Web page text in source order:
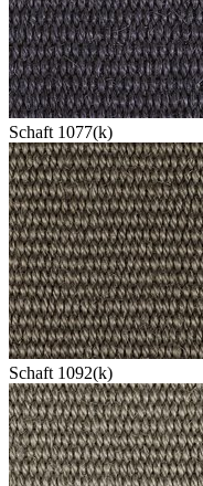
Schaft 1077(k)
Schaft 1092(k)